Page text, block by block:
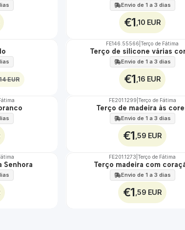
Envio de 1 a 3 dias
€1 ,10 EUR
EUR
FE146.55566 Terço de Fátima
Terço de silicone várias
Envio de 1 a 3 dias
€1 ,16 EUR
FE201.1299 Terço de Fátima
Terço de madeira às
Envio de 1 a 3 dias
€1 ,59 EUR
Senhora
FE201.1273 Terço de Fátima
Terço madeira com
Envio de 1 a 3 dias
€1 ,59 EUR